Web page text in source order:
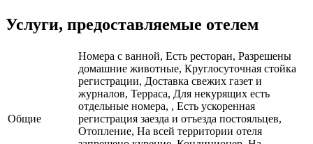
Услуги, предоставляемые отелем
Общие
Номера с ванной, Есть ресторан, Разрешены
домашние животные, Круглосуточная стойка
регистрации, Доставка свежих газет и
журналов, Терраса, Для некурящих есть
отдельные номера, , Есть ускоренная
регистрация заезда и отъезда постояльцев,
Отопление, На всей территории отеля